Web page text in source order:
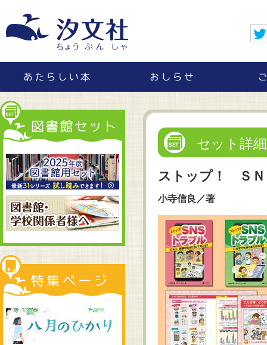
セット詳細
ストップ！ ＳＮ
小寺信良／著